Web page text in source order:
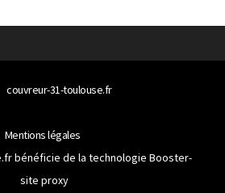
couvreur-31-toulouse.fr
Mentions légales
bénéficie de la technologie Booster-
site proxy